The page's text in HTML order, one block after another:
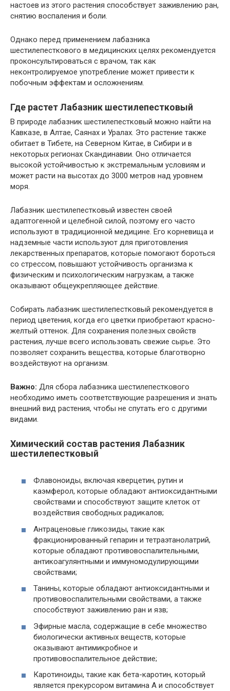
настоев из этого растения способствует заживлению ран,
снятию воспаления и боли.
Однако перед применением лабазника
шестилепесткового в медицинских целях рекомендуется
проконсультироваться с врачом, так как
неконтролируемое употребление может привести к
побочным эффектам и осложнениям.
Где растет Лабазник шестилепестковый
В природе лабазник шестилепестковый можно найти на
Кавказе, в Алтае, Саянах и Уралах. Это растение также
обитает в Тибете, на Северном Китае, в Сибири и в
некоторых регионах Скандинавии. Оно отличается
высокой устойчивостью к экстремальным условиям и
может расти на высотах до 3000 метров над уровнем
моря.
Лабазник шестилепестковый известен своей
адаптогенной и целебной силой, поэтому его часто
используют в традиционной медицине. Его корневища и
надземные части используют для приготовления
лекарственных препаратов, которые помогают бороться
со стрессом, повышают устойчивость организма к
физическим и психологическим нагрузкам, а также
оказывают общеукрепляющее действие.
Собирать лабазник шестилепестковый рекомендуется в
период цветения, когда его цветки приобретают красно-
желтый оттенок. Для сохранения полезных свойств
растения, лучше всего использовать свежие сырье. Это
позволяет сохранить вещества, которые благотворно
воздействуют на организм.
Важно: Для сбора лабазника шестилепесткового
необходимо иметь соответствующие разрешения и знать
внешний вид растения, чтобы не спутать его с другими
видами.
Химический состав растения Лабазник
шестилепестковый
Флавоноиды, включая кверцетин, рутин и
каэмферол, которые обладают антиоксидантными
свойствами и способствуют защите клеток от
воздействия свободных радикалов;
Антраценовые гликозиды, такие как
фракционированный гепарин и тетраэтанолатрий,
которые обладают противовоспалительными,
антикоагулянтными и иммуномодулирующими
свойствами;
Танины, которые обладают антиоксидантными и
противовоспалительными свойствами, а также
способствуют заживлению ран и язв;
Эфирные масла, содержащие в себе множество
биологически активных веществ, которые
оказывают антимикробное и
противовоспалительное действие;
Каротиноиды, такие как бета-каротин, который
является прекурсором витамина А и способствует